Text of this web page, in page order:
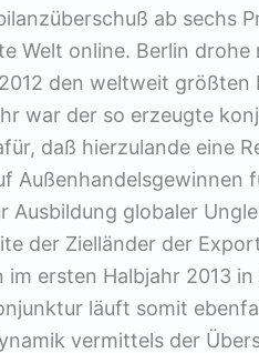
ab sechs
Welt online. Berlin
den weltweit
war der so erzeugte
daß hierzulande eine
Ausbildung globaler
der Zielländer der
im ersten Halbjahr 2013
läuft somit
vermittels der